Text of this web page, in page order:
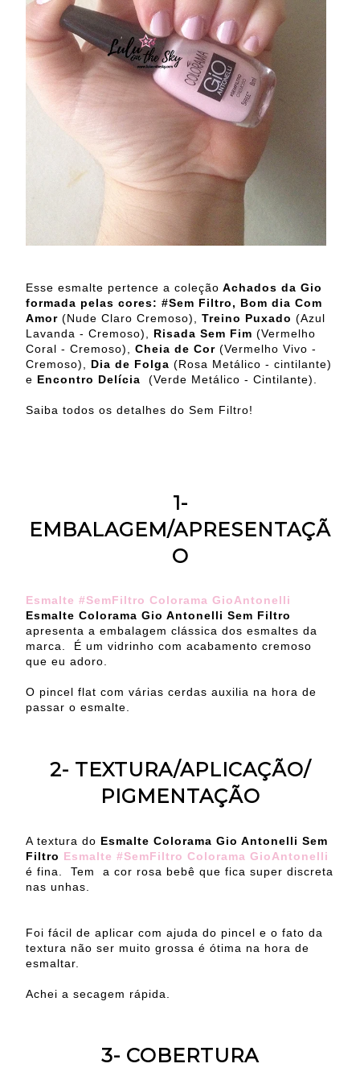
Esse esmalte pertence a coleção Achados da Gio
formada pelas cores: #Sem Filtro, Bom dia Com
Amor (Nude Claro Cremoso), Treino Puxado (Azul
Lavanda - Cremoso), Risada Sem Fim (Vermelho
Coral - Cremoso), Cheia de Cor (Vermelho Vivo -
Cremoso), Dia de Folga (Rosa Metálico - cintilante)
e Encontro Delícia (Verde Metálico - Cintilante).
Saiba todos os detalhes do Sem Filtro!
1-
EMBALAGEM/APRESENTAÇÃ
O
Esmalte #SemFiltro Colorama GioAntonelli
Esmalte Colorama Gio Antonelli Sem Filtro
apresenta a embalagem clássica dos esmaltes da
marca. É um vidrinho com acabamento cremoso
que eu adoro.
O pincel flat com várias cerdas auxilia na hora de
passar o esmalte.
2- TEXTURA/APLICAÇÃO/
PIGMENTAÇÃO
A textura do Esmalte Colorama Gio Antonelli Sem
Filtro Esmalte #SemFiltro Colorama GioAntonelli
é fina. Tem a cor rosa bebê que fica super discreta
nas unhas.
Foi fácil de aplicar com ajuda do pincel e o fato da
textura não ser muito grossa é ótima na hora de
esmaltar.
Achei a secagem rápida.
3- COBERTURA